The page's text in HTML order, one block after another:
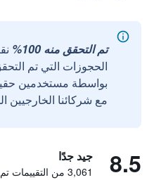
تم التحقق منه 100%
الحجوزات التي تم
مع شركائنا الخارجيين
8.5 جيد جدًا
3,061 من التقييمات تم التحقق منها